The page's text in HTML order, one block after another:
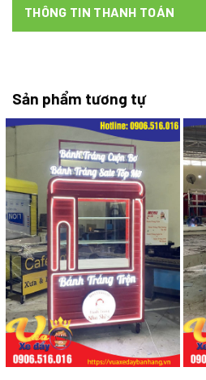
THÔNG TIN THANH TOÁN
Sản phẩm tương tự